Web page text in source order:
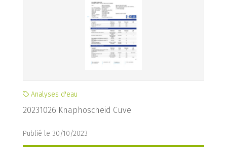
Analyses d'eau
20231026 Knaphoscheid Cuve
Publié le 30/10/2023